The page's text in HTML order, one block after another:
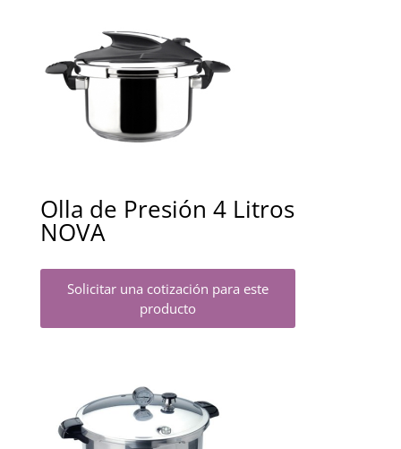
Olla de Presión 4 Litros
NOVA
Solicitar una cotización para este
producto